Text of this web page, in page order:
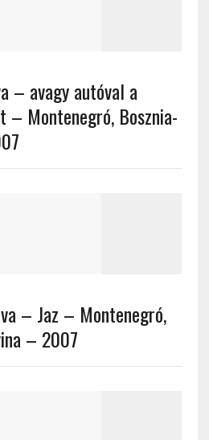
– avagy autóval a
– Montenegró, Bosznia-
– Jaz – Montenegró,
– 2007